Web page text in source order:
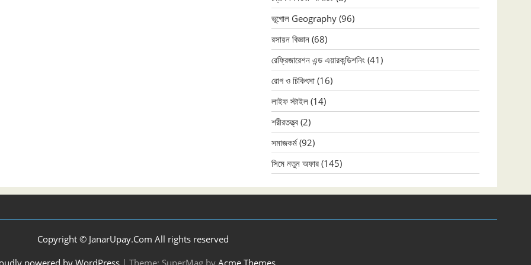
ভূগোল Geography (96)
রসায়ন বিজ্ঞান (68)
রেফ্রিজারেশন এন্ড এয়ারকন্ডিশনিং (41)
রোগ ও চিকিৎসা (16)
লাইফ স্টাইল (14)
শরীরতত্ত্ব (2)
সমাজকর্ম(92)
সিমে নতুন ‍অফার (145)
Copyright © JanarUpay.Com All rights reserved
powered by WordPress | Theme: SuperMag by Acme Themes